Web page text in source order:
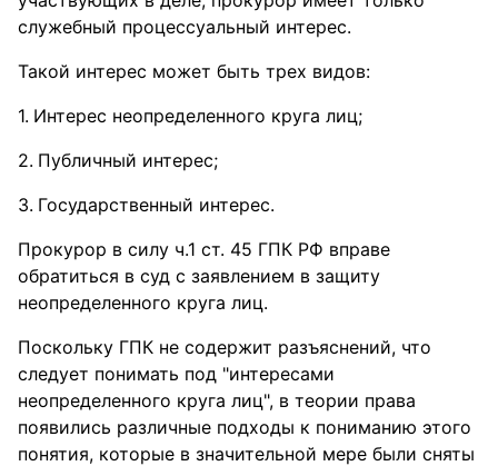
служебный процессуальный интерес.
Такой интерес может быть трех видов:
Интерес неопределенного круга лиц;
Публичный интерес;
Государственный интерес.
Прокурор в силу ч.1 ст. 45 ГПК РФ вправе
обратиться в суд с заявлением в защиту
неопределенного круга лиц.
Поскольку ГПК не содержит разъяснений, что
следует понимать под "интересами
неопределенного круга лиц", в теории права
появились различные подходы к пониманию этого
понятия, которые в значительной мере были сняты